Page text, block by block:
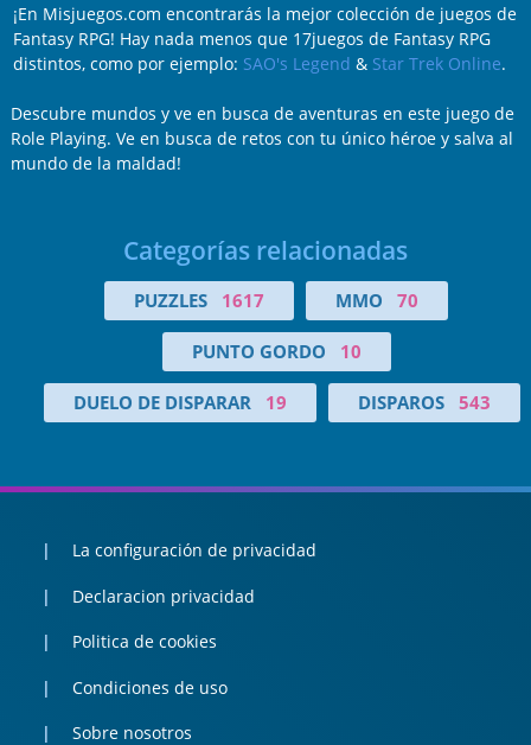
¡En Misjuegos.com encontrarás la mejor colección de juegos de
Fantasy RPG! Hay nada menos que 17juegos de Fantasy RPG
distintos, como por ejemplo: SAO's Legend & Star Trek Online.
Descubre mundos y ve en busca de aventuras en este juego de
Role Playing. Ve en busca de retos con tu único héroe y salva al
mundo de la maldad!
Categorías relacionadas
PUZZLES 1617 MMO 70
PUNTO GORDO 10
DUELO DE DISPARAR 19 DISPAROS 543
La configuración de privacidad
Declaracion privacidad
Politica de cookies
Condiciones de uso
Sobre nosotros